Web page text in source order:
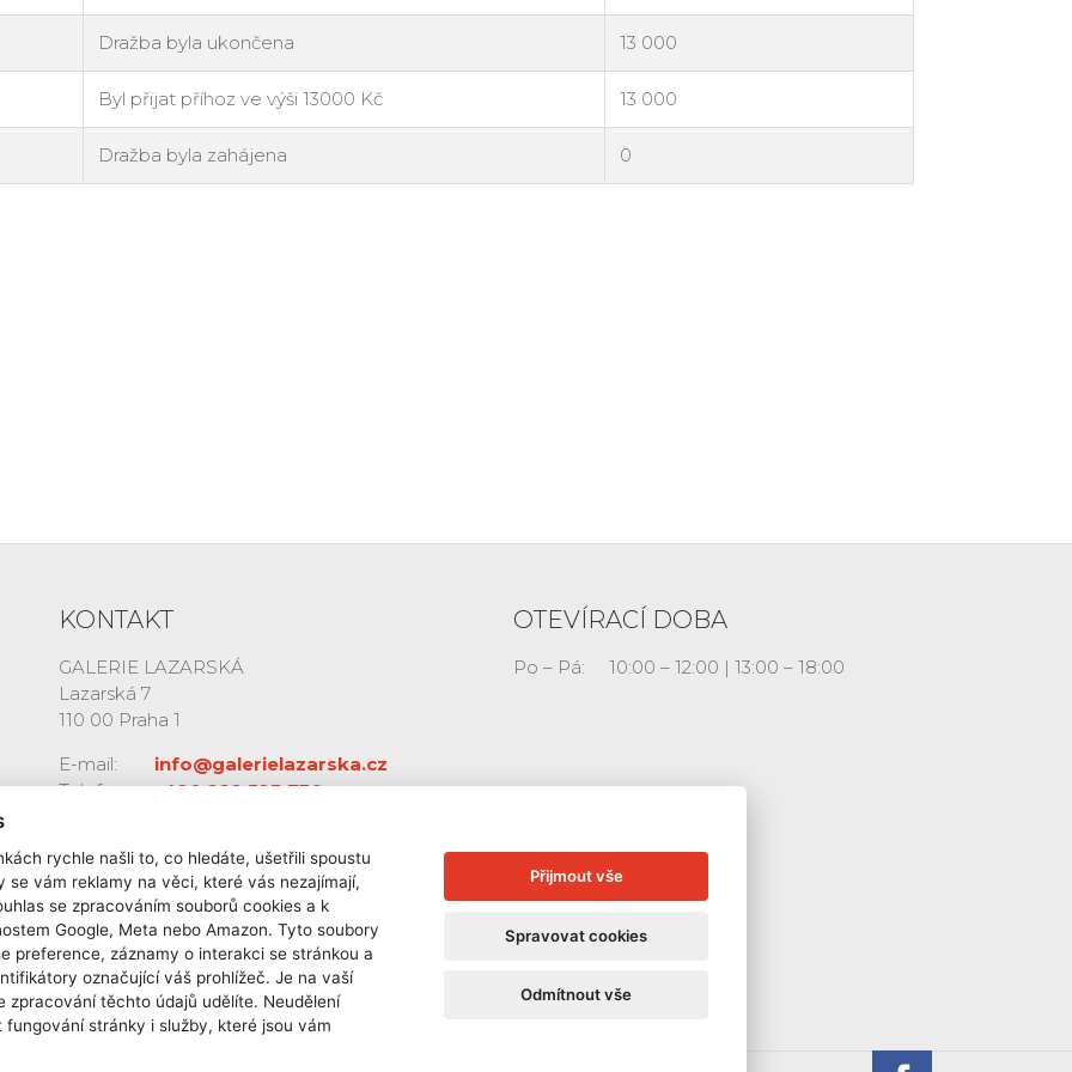
KONTAKT
GALERIE LAZARSKÁ
Lazarská 7
110 00 Praha 1
E-mail:
info@galerielazarska.cz
Telefon:
+420 222 523 739
OTEVÍRACÍ DOBA
Po – Pá: 10:00 – 12:00 | 13:00 – 18:00
rychle našli to, co hledáte, ušetřili spoustu
se vám reklamy na věci, které vás nezajímají,
se zpracováním souborů cookies a k
Google, Meta nebo Amazon. Tyto soubory
preference, záznamy o interakci se stránkou a
označující váš prohlížeč. Je na vaší
zpracování těchto údajů udělíte. Neudělení
fungování stránky i služby, které jsou vám
Přijmout vše
Spravovat cookies
Odmítnout vše